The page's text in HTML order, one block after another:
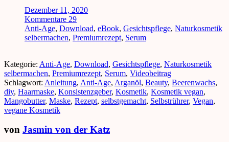
Dezember 11, 2020
Kommentare 29
Anti-Age, Download, eBook, Gesichtspflege, Naturkosmetik
selbermachen, Premiumrezept, Serum
Kategorie: Anti-Age, Download, Gesichtspflege, Naturkosmetik
selbermachen, Premiumrezept, Serum, Videobeitrag
Schlagwort: Anleitung, Anti-Age, Arganöl, Beauty, Beerenwachs,
diy, Haarmaske, Konsistenzgeber, Kosmetik, Kosmetik vegan,
Mangobutter, Maske, Rezept, selbstgemacht, Selbstrührer, Vegan,
vegane Kosmetik
von Jasmin von der Katz